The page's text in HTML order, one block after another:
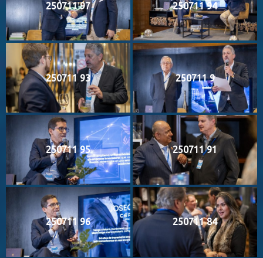
250711 97 250711 94
250711 93 250711 9
250711 95 250711 91
250711 96 250711 84